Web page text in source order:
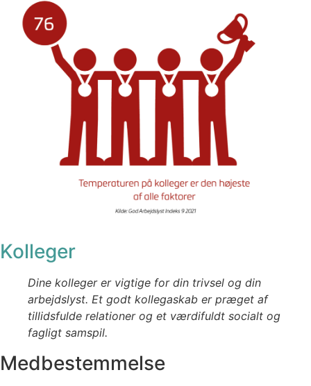
Kolleger
Dine kolleger er vigtige for din trivsel og din
arbejdslyst. Et godt kollegaskab er præget af
tillidsfulde relationer og et værdifuldt socialt og
fagligt samspil.
Medbestemmelse